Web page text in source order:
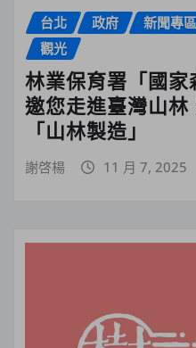
台北 政府 新聞專區
觀光
林業保育署「國
邀您走進臺灣山
「山林製造」
謝啓楊 11 月 7, 2025